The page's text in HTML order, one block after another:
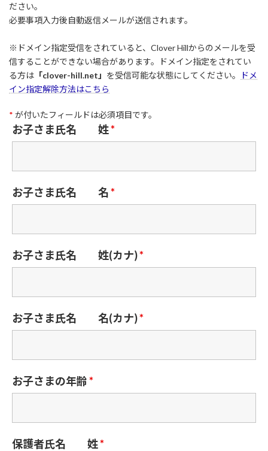
ださい。
必要事項入力後自動返信メールが送信されます。
※ドメイン指定受信をされていると、Clover Hillからのメールを受
信することができない場合があります。ドメイン指定をされてい
る方は 「clover-hill.net」 を受信可能な状態にしてください。
ドメ
イン指定解除方法はこちら
* が付いたフィールドは必須項目です。
お子さま氏名 姓*
お子さま氏名 名*
お子さま氏名 姓(カナ)*
お子さま氏名 名(カナ)*
お子さまの年齢*
保護者氏名 姓*